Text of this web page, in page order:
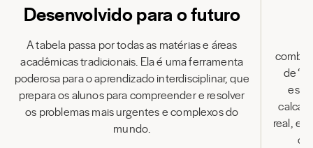
Desenvolvido para o futuro
A tabela passa por todas as matérias e áreas
acadêmicas tradicionais. Ela é uma ferramenta
poderosa para o aprendizado interdisciplinar, que
prepara os alunos para compreender e resolver
os problemas mais urgentes e complexos do
mundo.
de
real, e
os